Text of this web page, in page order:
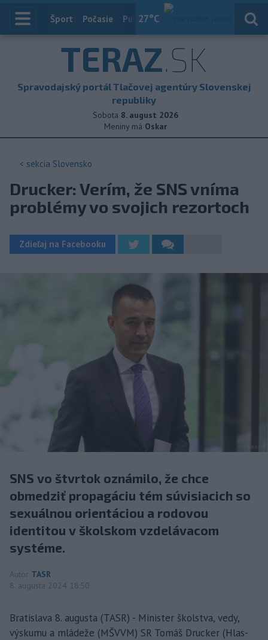
27°C
Index
Šport Počasie Publicistika
TERAZ.SK
Spravodajský portál Tlačovej agentúry Slovenskej
republiky
Sobota 8. august 2026
Meniny má Oskar
< sekcia Slovensko
Drucker: Verím, že SNS vníma
problémy vo svojich rezortoch
Zdieľaj na Facebooku
SNS vo štvrtok oznámilo, že chce
obmedziť propagáciu tém súvisiacich so
sexuálnou orientáciou a rodovou
identitou v školskom vzdelávacom
systéme.
Autor TASR
8. augusta 2024 18:50
Bratislava 8. augusta (TASR) - Minister školstva, vedy,
výskumu a mládeže (MŠVVM) SR Tomáš Drucker (Hlas-